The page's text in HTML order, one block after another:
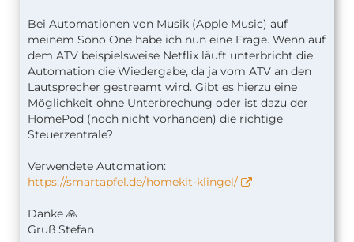
Bei Automationen von Musik (Apple Music) auf
meinem Sono One habe ich nun eine Frage. Wenn auf
dem ATV beispielsweise Netflix läuft unterbricht die
Automation die Wiedergabe, da ja vom ATV an den
Lautsprecher gestreamt wird. Gibt es hierzu eine
Möglichkeit ohne Unterbrechung oder ist dazu der
HomePod (noch nicht vorhanden) die richtige
Steuerzentrale?
Verwendete Automation:
https://smartapfel.de/homekit-klingel/
Danke 🙏
Gruß Stefan